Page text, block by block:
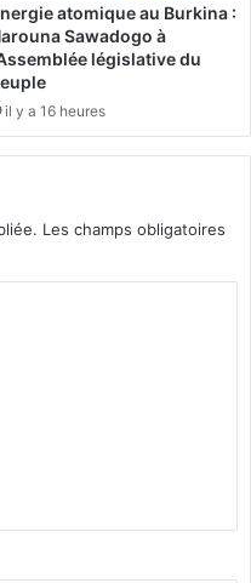
atomique au Burkina :
Sawadogo à
législative du
il y a 16 heures
Les champs obligatoires